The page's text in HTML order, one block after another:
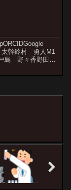
幹鈴村 勇人M1
島 野々香野田